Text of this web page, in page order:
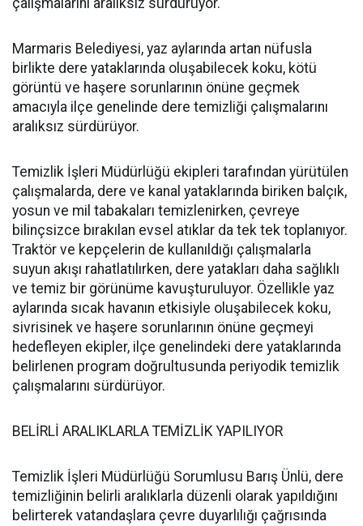
çalışmalarını aralıksız sürdürüyor.
Marmaris Belediyesi, yaz aylarında artan nüfusla
birlikte dere yataklarında oluşabilecek koku, kötü
görüntü ve haşere sorunlarının önüne geçmek
amacıyla ilçe genelinde dere temizliği çalışmalarını
aralıksız sürdürüyor.
Temizlik İşleri Müdürlüğü ekipleri tarafından yürütülen
çalışmalarda, dere ve kanal yataklarında biriken balçık,
yosun ve mil tabakaları temizlenirken, çevreye
bilinçsizce bırakılan evsel atıklar da tek tek toplanıyor.
Traktör ve kepçelerin de kullanıldığı çalışmalarla
suyun akışı rahatlatılırken, dere yatakları daha sağlıklı
ve temiz bir görünüme kavuşturuluyor. Özellikle yaz
aylarında sıcak havanın etkisiyle oluşabilecek koku,
sivrisinek ve haşere sorunlarının önüne geçmeyi
hedefleyen ekipler, ilçe genelindeki dere yataklarında
belirlenen program doğrultusunda periyodik temizlik
çalışmalarını sürdürüyor.
BELİRLİ ARALIKLARLA TEMİZLİK YAPILIYOR
Temizlik İşleri Müdürlüğü Sorumlusu Barış Ünlü, dere
temizliğinin belirli aralıklarla düzenli olarak yapıldığını
belirterek vatandaşlara çevre duyarlılığı çağrısında